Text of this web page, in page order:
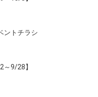
ントチラシ
～9/28】